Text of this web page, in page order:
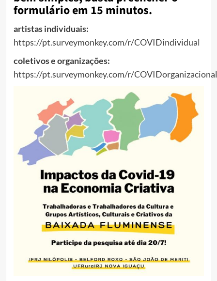
formulário em 15 minutos.
artistas individuais:
https://pt.surveymonkey.com/r/COVIDindividual
coletivos e organizações:
https://pt.surveymonkey.com/r/COVIDorganizacional